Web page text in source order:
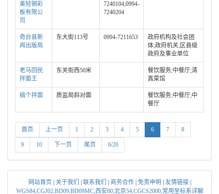
美轻钢彩
板有限公
司
7240104;0994-
7240204
奇台县新
闻出版局
东大街113号 0994-7211653
政府机构及社会团
体;政府机关;区县级
政府及事业单位
老马回民
拌面王
东关街西50米
餐饮服务;中餐厅;清
真菜馆
搞个拌面 质监局斜对面
餐饮服务;中餐厅;中
餐厅
首页 上一页 1 2 3 4 5 6 7 8
9 10 下一页 尾页 6/20
网站首页 关于我们 联系我们 商务合作| 免责申明 友情链接|
WGS84,CGJ02,BD09,BD09MC,西安80,北京54,CGCS2000,常用坐标系详解